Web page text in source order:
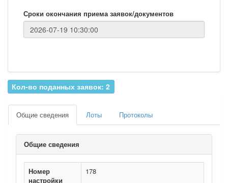
Сроки окончания приема заявок/документов
Кол-во поданных заявок: 2
Общие сведения Лоты Протоколы
Общие сведения
Номер
настройки
178